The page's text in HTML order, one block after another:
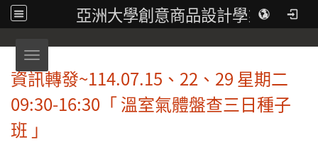
亞洲大學創意商品設計學系
Toggle navigation
資訊轉發~114.07.15、22、29 星期二
09:30-16:30「 溫室氣體盤查三日種子
班 」